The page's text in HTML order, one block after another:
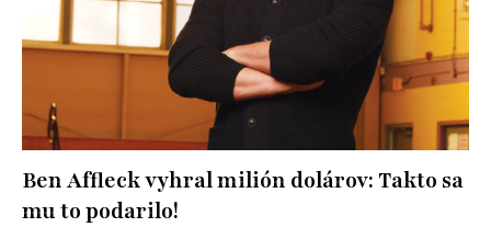
Ben Affleck vyhral milión dolárov: Takto sa
mu to podarilo!